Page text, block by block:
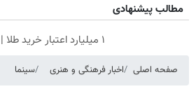
مطالب پیشنهادی
۱ میلیارد اعتبار خرید طلا | بدون ضامن و چک
صفحه اصلی اخبار فرهنگی و هنری سینما